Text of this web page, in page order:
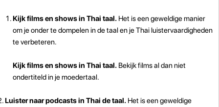
Kijk films en shows in Thai taal. Het is een geweldige manier
om je onder te dompelen in de taal en je Thai luistervaardigheden
te verbeteren.
Kijk films en shows in Thai taal. Bekijk films al dan niet
ondertiteld in je moedertaal.
Luister naar podcasts in Thai de taal. Het is een geweldige